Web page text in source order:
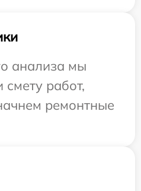
анализа мы
смету работ,
ремонтные